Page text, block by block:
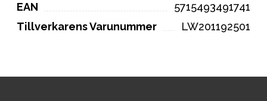
EAN
5715493491741
Tillverkarens Varunummer
LW201192501